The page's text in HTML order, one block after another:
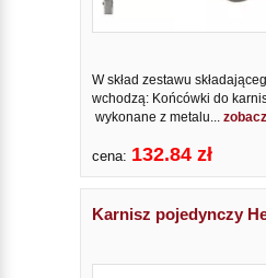
W skład zestawu
wchodzą: Końcówki do
wykonane z metalu...
cena: 132.84 zł
Karnisz pojedynczy